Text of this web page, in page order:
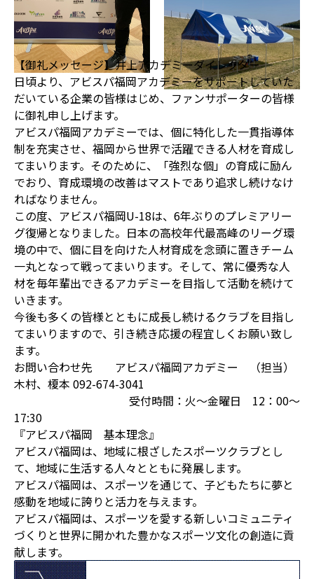
【御礼メッセージ】井上アカデミーダイレクター
日頃より、アビスパ福岡アカデミーをサポートしていた
だいている企業の皆様はじめ、ファンサポーターの皆様
に御礼申し上げます。
アビスパ福岡アカデミーでは、個に特化した一貫指導体
制を充実させ、福岡から世界で活躍できる人材を育成し
てまいります。そのために、「強烈な個」の育成に励ん
でおり、育成環境の改善はマストであり追求し続けなけ
ればなりません。
この度、アビスパ福岡U-18は、6年ぶりのプレミアリー
グ復帰となりました。日本の高校年代最高峰のリーグ環
境の中で、個に目を向けた人材育成を念頭に置きチーム
一丸となって戦ってまいります。そして、常に優秀な人
材を毎年輩出できるアカデミーを目指して活動を続けて
いきます。
今後も多くの皆様とともに成長し続けるクラブを目指し
てまいりますので、引き続き応援の程宜しくお願い致し
ます。
お問い合わせ先 アビスパ福岡アカデミー （担当）
木村、榎本 092-674-3041
受付時間：火～金曜日 12：00～
17:30
『アビスパ福岡 基本理念』
アビスパ福岡は、地域に根ざしたスポーツクラブとし
て、地域に生活する人々とともに発展します。
アビスパ福岡は、スポーツを通じて、子どもたちに夢と
感動を地域に誇りと活力を与えます。
アビスパ福岡は、スポーツを愛する新しいコミュニティ
づくりと世界に開かれた豊かなスポーツ文化の創造に貢
献します。